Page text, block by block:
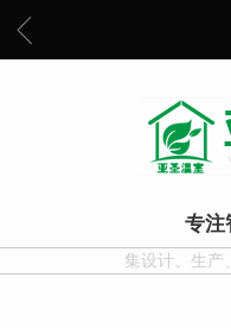
专注
集设计、生产